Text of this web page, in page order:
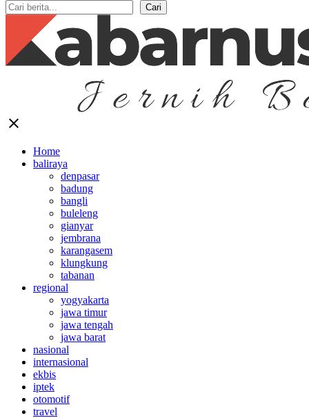
Cari
close
Home
baliraya
denpasar
badung
bangli
buleleng
gianyar
jembrana
karangasem
klungkung
tabanan
regional
yogyakarta
jawa timur
jawa tengah
jawa barat
nasional
internasional
ekbis
iptek
otomotif
travel